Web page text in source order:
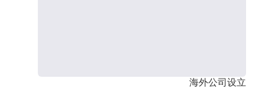
海外公司设立